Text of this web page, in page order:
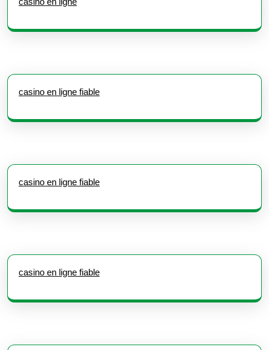
casino en ligne fiable
casino en ligne fiable
casino en ligne fiable